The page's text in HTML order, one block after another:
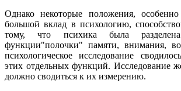
Однако некоторые положения,
большой вклад в психологию,
тому, что психика была
функции"полочки" памяти, внимания,
психологическое исследование
этих отдельных функций. Исследование
должно сводиться к их измерению.